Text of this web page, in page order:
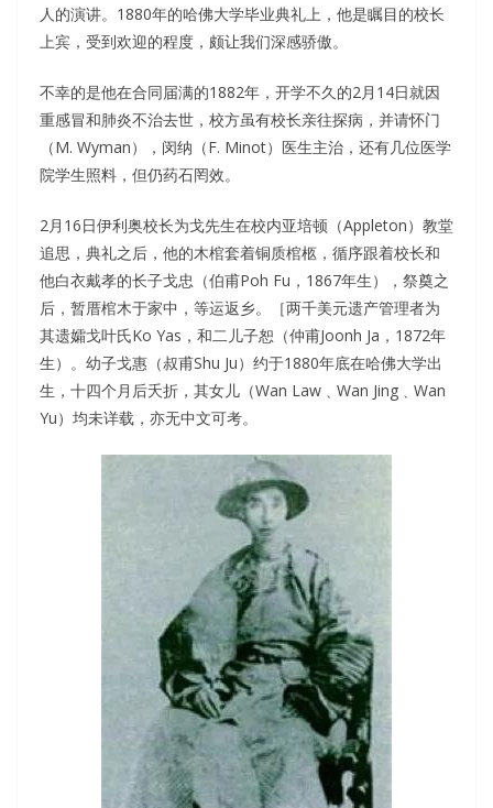
人的演讲。1880年的哈佛大学毕业典礼上，他是瞩目的校长
上宾，受到欢迎的程度，颇让我们深感骄傲。
不幸的是他在合同届满的1882年，开学不久的2月14日就因
重感冒和肺炎不治去世，校方虽有校长亲往探病，并请怀门
（M. Wyman），闵纳（F. Minot）医生主治，还有几位医学
院学生照料，但仍药石罔效。
2月16日伊利奥校长为戈先生在校内亚培顿（Appleton）教堂
追思，典礼之后，他的木棺套着铜质棺柩，循序跟着校长和
他白衣戴孝的长子戈忠（伯甫Poh Fu，1867年生），祭奠之
后，暂厝棺木于家中，等运返乡。［两千美元遗产管理者为
其遗孀戈叶氏Ko Yas，和二儿子恕（仲甫Joonh Ja，1872年
生）。幼子戈惠（叔甫Shu Ju）约于1880年底在哈佛大学出
生，十四个月后夭折，其女儿（Wan Law﹑Wan Jing﹑Wan
Yu）均未详载，亦无中文可考。